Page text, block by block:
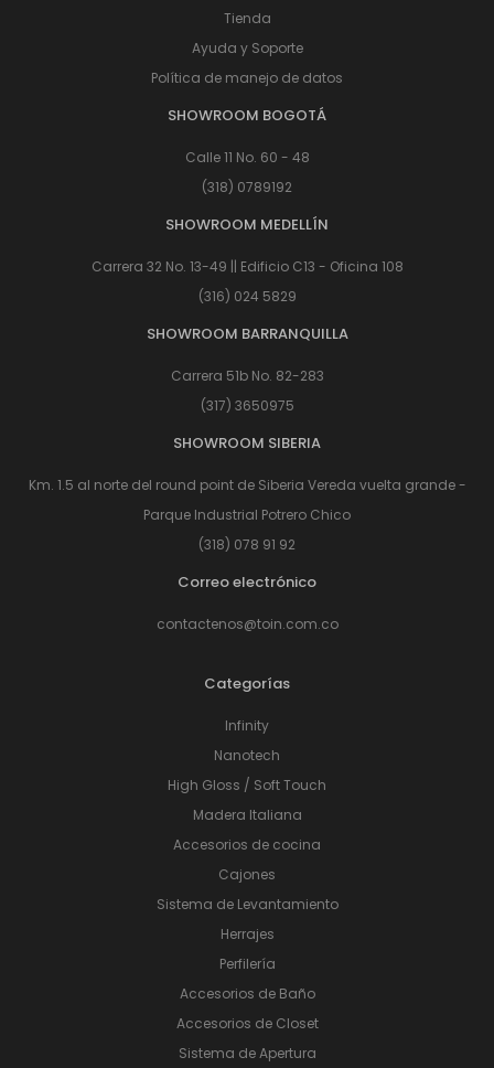
Tienda
Ayuda y Soporte
Política de manejo de datos
SHOWROOM BOGOTÁ
Calle 11 No. 60 - 48
(318) 0789192
SHOWROOM MEDELLÍN
Carrera 32 No. 13-49 || Edificio C13 - Oficina 108
(316) 024 5829
SHOWROOM BARRANQUILLA
Carrera 51b No. 82-283
(317) 3650975
SHOWROOM SIBERIA
Km. 1.5 al norte del round point de Siberia Vereda vuelta grande -
Parque Industrial Potrero Chico
(318) 078 91 92
Correo electrónico
contactenos@toin.com.co
Categorías
Infinity
Nanotech
High Gloss / Soft Touch
Madera Italiana
Accesorios de cocina
Cajones
Sistema de Levantamiento
Herrajes
Perfilería
Accesorios de Baño
Accesorios de Closet
Sistema de Apertura